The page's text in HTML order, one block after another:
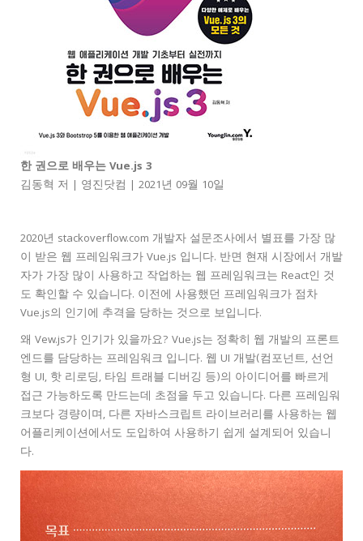
한 권으로 배우는 Vue.js 3
김동혁 저 | 영진닷컴 | 2021년 09월 10일
2020년 stackoverflow.com 개발자 설문조사에서 별표를 가장 많
이 받은 웹 프레임워크가 Vue.js 입니다. 반면 현재 시장에서 개발
자가 가장 많이 사용하고 작업하는 웹 프레임워크는 React인 것
도 확인할 수 있습니다. 이전에 사용했던 프레임워크가 점차
Vue.js의 인기에 추격을 당하는 것으로 보입니다.
왜 Vew.js가 인기가 있을까요? Vue.js는 정확히 웹 개발의 프론트
엔드를 담당하는 프레임워크 입니다. 웹 UI 개발(컴포넌트, 선언
형 UI, 핫 리로딩, 타임 트래블 디버깅 등)의 아이디어를 빠르게
접근 가능하도록 만드는데 초점을 두고 있습니다. 다른 프레임워
크보다 경량이며, 다른 자바스크립트 라이브러리를 사용하는 웹
어플리케이션에서도 도입하여 사용하기 쉽게 설계되어 있습니
다.